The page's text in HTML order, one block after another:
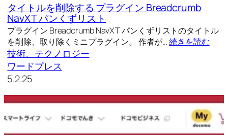
タイトルを削除する プラグイン Breadcrumb
NavXT パンくずリスト
プラグイン Breadcrumb NavXT パンくずリストのタイトル
を削除、取り除くミニプラグイン。 作者が…続きを読む
技術、テクノロジー
ワードプレス
5.2.25